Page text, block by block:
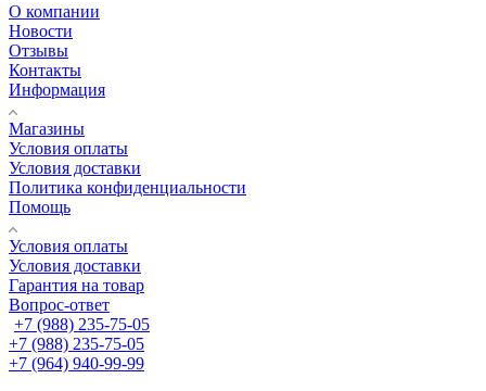
О компании
Новости
Отзывы
Контакты
Информация
Магазины
Условия оплаты
Условия доставки
Политика конфиденциальности
Помощь
Условия оплаты
Условия доставки
Гарантия на товар
Вопрос-ответ
+7 (988) 235-75-05
+7 (988) 235-75-05
+7 (964) 940-99-99